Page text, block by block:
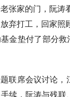
张家的门，阮涛
弃打工，回家照
金垫付了部分
联席会议讨论，
续，阮涛与残联